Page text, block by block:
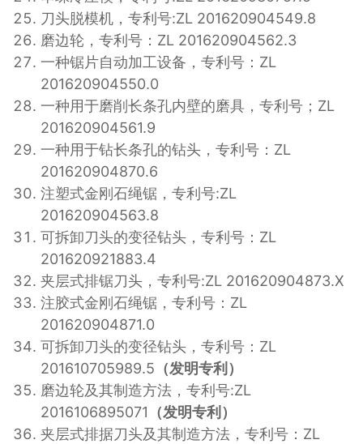
刀头脱模机，专利号:ZL 201620904549.8
磨边轮，专利号：ZL 201620904562.3
一种锯片自动加工设备，专利号：ZL
201620904550.0
一种用于磨削长条孔内壁的磨具，专利号；ZL
201620904561.9
一种用于钻长条孔的钻头，专利号：ZL
201620904870.6
注塑式金刚石绳锯，专利号:ZL
201620904563.8
可拆卸刀头的变径钻头，专利号：ZL
201620921883.4
夹层式排锯刀头，专利号:ZL 201620904873.X
注胶式金刚石绳锯，专利号：ZL
201620904871.0
可拆卸刀头的变径钻头，专利号：ZL
201610705989.5 （发明专利）
磨边轮及其制造方法，专利号:ZL
2016106895071 （发明专利）
夹层式排据刀头及其制造方法，专利号：ZL